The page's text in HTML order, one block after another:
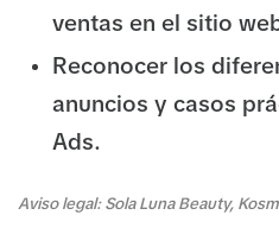
ventas en el sitio
Reconocer los
anuncios y casos
Ads.
Aviso legal: Sola Luna Beauty,